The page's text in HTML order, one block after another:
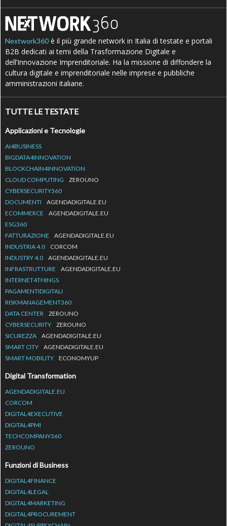
Nextwork360 è il più grande network in Italia di testate e portali
B2B dedicati ai temi della Trasformazione Digitale e
dell’Innovazione Imprenditoriale. Ha la missione di diffondere la
cultura digitale e imprenditoriale nelle imprese e pubbliche
amministrazioni italiane.
TUTTE LE TESTATE
Applicazioni e Tecnologie
AI4BUSINESS
BIGDATA4INNOVATION
BLOCKCHAIN4INNOVATION
CLOUD COMPUTING
ZEROUNO
CYBERSECURITY360
DOCUMENTI
AGENDADIGITALE.EU
ECOMMERCE
AGENDADIGITALE.EU
ESG360
FATTURAZIONE
AGENDADIGITALE.EU
INDUSTRIA 4.0
CORCOM
INDUSTRY 4.0
AGENDADIGITALE.EU
INFRASTRUTTURE
AGENDADIGITALE.EU
INTERNET4THINGS
PAGAMENTIDIGITALI
RISKMANAGEMENT360
DATA CENTER
ZEROUNO
CYBERSECURITY
ZEROUNO
SICUREZZA
AGENDADIGITALE.EU
SMART CITY
AGENDADIGITALE.EU
SMART MOBILITY
ECONOMYUP
Digital Transformation
AGENDADIGITALE.EU
CORCOM
DIGITAL4EXECUTIVE
DIGITAL4PMI
TECHCOMPANY360
ZEROUNO
Funzioni di Business
DIGITAL4FINANCE
DIGITAL4LEGAL
DIGITAL4MARKETING
DIGITAL4PROCUREMENT